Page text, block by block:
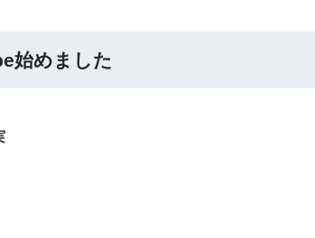
始めました